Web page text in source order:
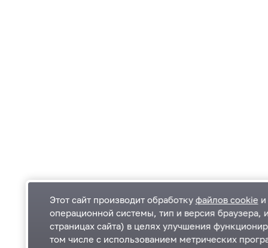
Одинцовский городской округ Московской
области
Этот сайт производит обработку файлов cookie
операционной системы, тип и версия браузера,
страницах сайта) в целях улучшения
том числе с использованием метрических